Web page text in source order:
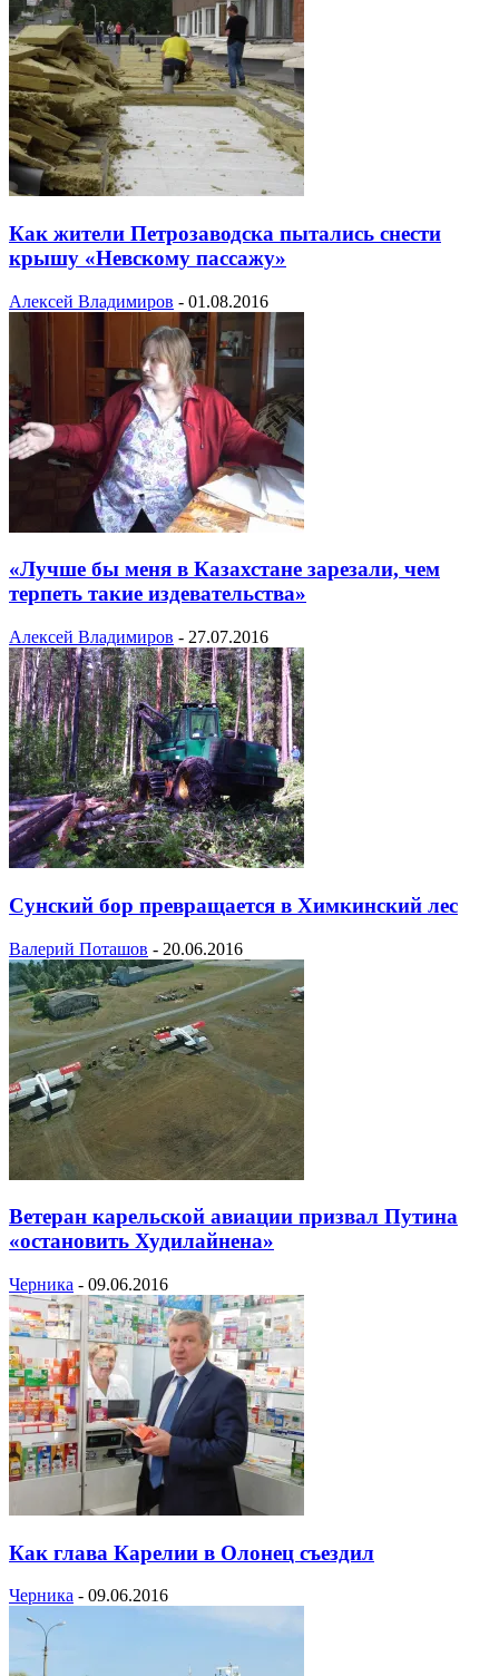
Как жители Петрозаводска пытались снести
крышу «Невскому пассажу»
Алексей Владимиров - 01.08.2016
«Лучше бы меня в Казахстане зарезали, чем
терпеть такие издевательства»
Алексей Владимиров - 27.07.2016
Сунский бор превращается в Химкинский лес
Валерий Поташов - 20.06.2016
Ветеран карельской авиации призвал Путина
«остановить Худилайнена»
Черника - 09.06.2016
Как глава Карелии в Олонец съездил
Черника - 09.06.2016